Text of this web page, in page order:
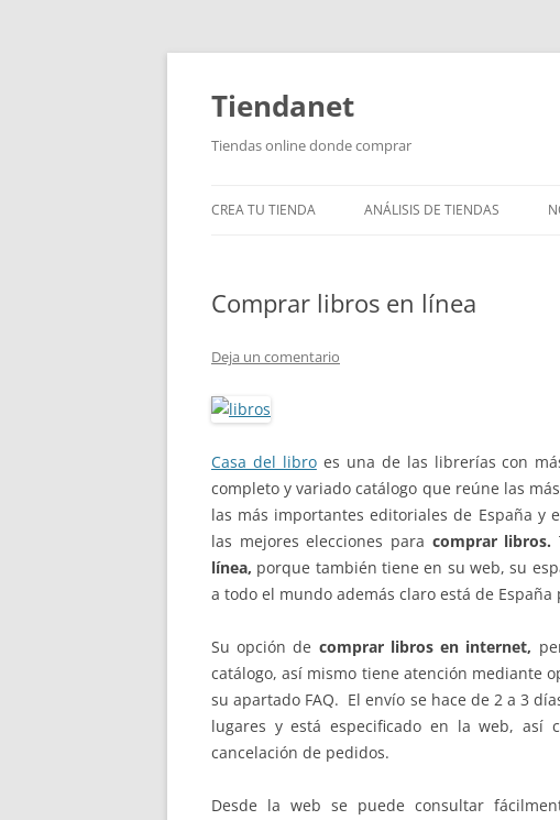
Saltar
contenido
Tiendanet
Tiendas online donde comprar
CREA TU TIENDA ANÁLISIS DE TIENDAS
Comprar libros en línea
Deja un comentario
Casa del libroes una de las librerías con
completo y variado catálogo que reúne las
las más importantes editoriales de España y
las mejores elecciones para comprar libros.
línea, porque también tiene en su web, su
a todo el mundo además claro está de España
Su opción de comprar libros en internet,
catálogo, así mismo tiene atención mediante
su apartado FAQ. El envío se hace de 2 a 3
lugares y está especificado en la web, así
cancelación de pedidos.
Desde la web se puede consultar